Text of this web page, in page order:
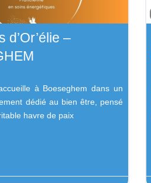
d’Or’élie –
à Boeseghem dans un
dédié au bien être, pensé
havre de paix